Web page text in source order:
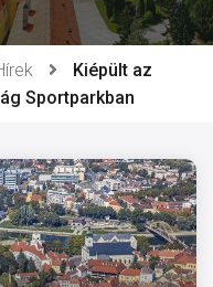
Kiépült az
Sportparkban